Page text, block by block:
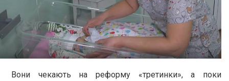
Вони чекають на реформу «третинки», а поки